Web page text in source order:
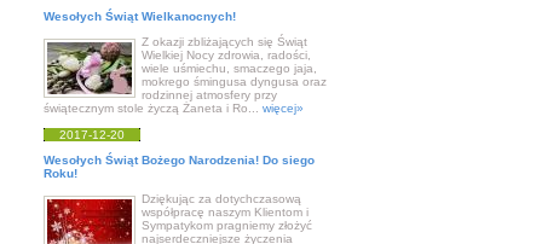
Wesołych Świąt Wielkanocnych!
Z okazji zbliżających się Świąt
Wielkiej Nocy zdrowia, radości,
wiele uśmiechu, smaczego jaja,
mokrego śmingusa dyngusa oraz
rodzinnej atmosfery przy
świątecznym stole życzą Żaneta i Ro... więcej»
2017-12-20
Wesołych Świąt Bożego Narodzenia! Do siego
Roku!
Dziękując za dotychczasową
współpracę naszym Klientom i
Sympatykom pragniemy złożyć
najserdeczniejsze życzenia